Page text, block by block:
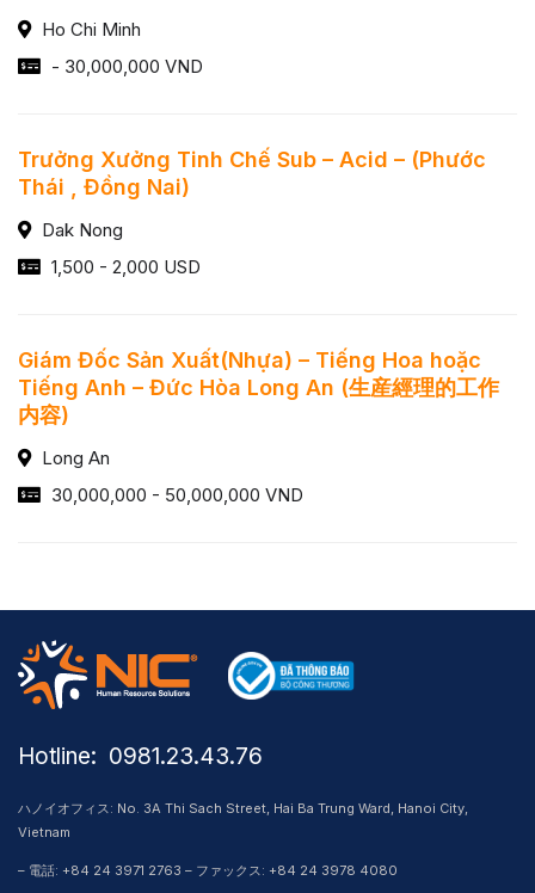
Ho Chi Minh
- 30,000,000 VND
Trưởng Xưởng Tinh Chế Sub – Acid – (Phước
Thái , Đồng Nai)
Dak Nong
1,500 - 2,000 USD
Giám Đốc Sản Xuất(Nhựa) – Tiếng Hoa hoặc
Tiếng Anh – Đức Hòa Long An (生産經理的工作
内容)
Long An
30,000,000 - 50,000,000 VND
Hotline: ​ 0981.23.43.76
ハノイオフィス: No. 3A Thi Sach Street, Hai Ba Trung Ward, Hanoi City,
Vietnam
– 電話: +84 24 3971 2763 – ファックス: +84 24 3978 4080